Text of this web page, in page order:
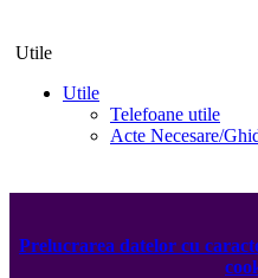
Utile
Utile
Telefoane utile
Acte Necesare/
Prelucrarea datelor cu